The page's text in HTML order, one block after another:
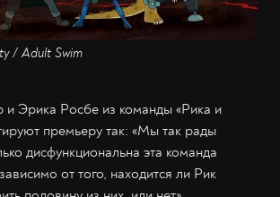
/ Adult Swim
и Эрика Росбе из команды «Рика и
премьеру так: «Мы так рады
дисфункциональна эта команда
от того, находится ли Рик